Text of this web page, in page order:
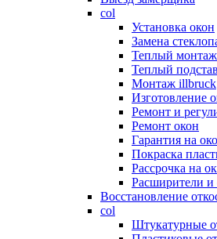
col
Установка окон
Замена
Теплый
Теплый
Монтаж illbruck
Изготовление
Ремонт и
Ремонт окон
Гарантия на
Покраска
Рассрочка на
Расширители и
Восстановление
col
Штукатурные